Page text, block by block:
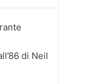
di Neil